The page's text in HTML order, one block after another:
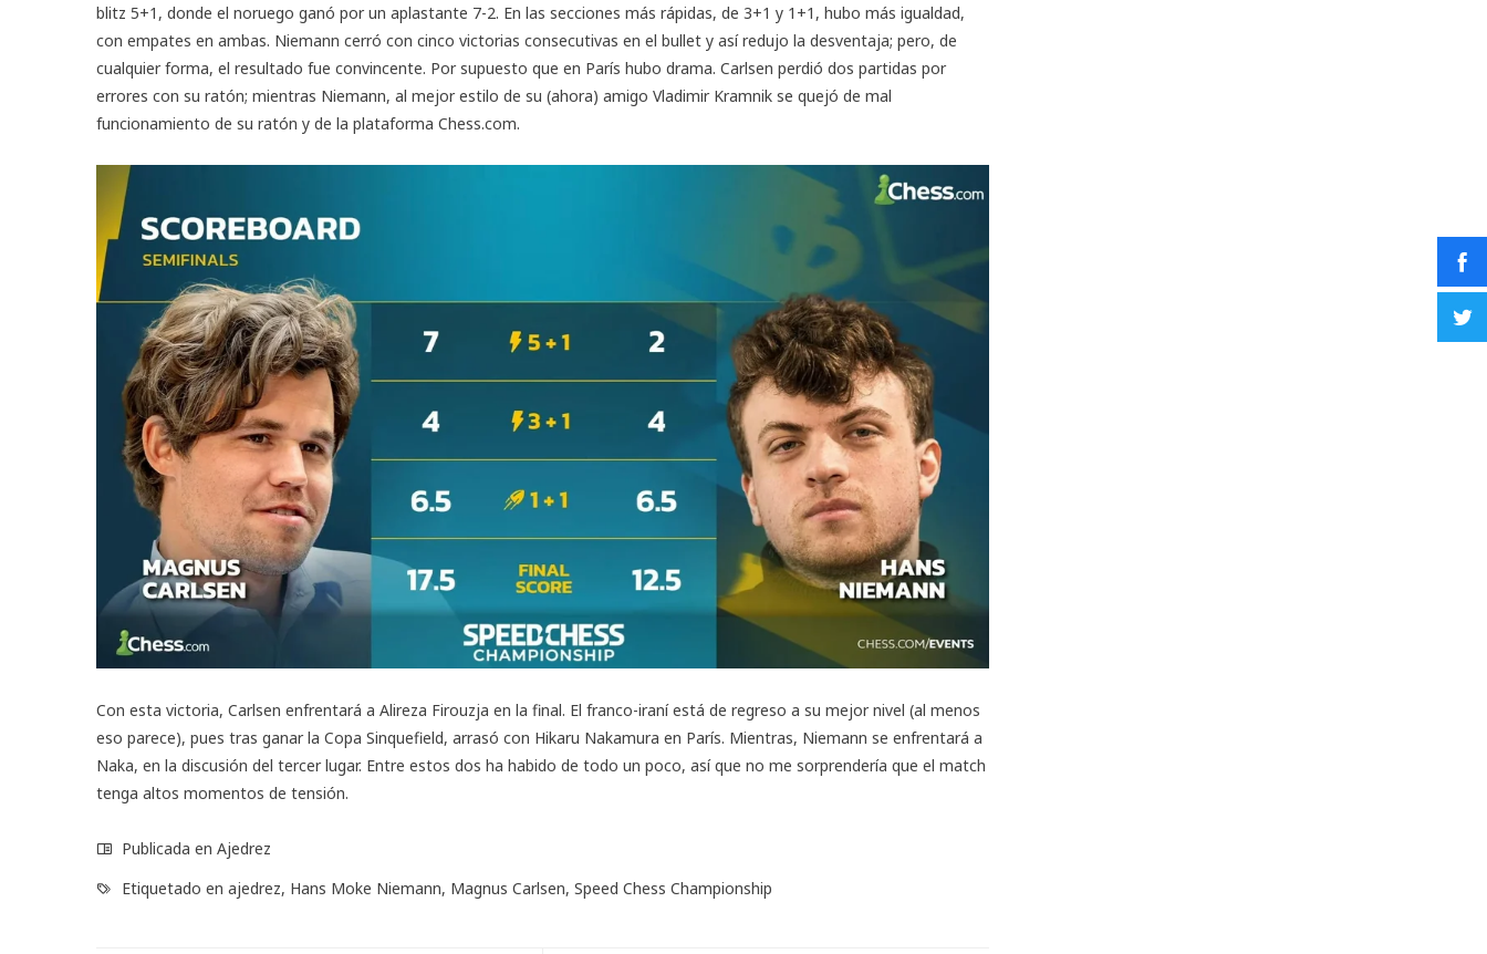
blitz 5+1, donde el noruego ganó por un aplastante 7-2. En las secciones más rápidas, de 3+1 y 1+1, hubo más igualdad,
con empates en ambas. Niemann cerró con cinco victorias consecutivas en el bullet y así redujo la desventaja; pero, de
cualquier forma, el resultado fue convincente. Por supuesto que en París hubo drama. Carlsen perdió dos partidas por
errores con su ratón; mientras Niemann, al mejor estilo de su (ahora) amigo Vladimir Kramnik se quejó de mal
funcionamiento de su ratón y de la plataforma Chess.com.
Con esta victoria, Carlsen enfrentará a Alireza Firouzja en la final. El franco-iraní está de regreso a su mejor nivel (al menos
eso parece), pues tras ganar la Copa Sinquefield, arrasó con Hikaru Nakamura en París. Mientras, Niemann se enfrentará a
Naka, en la discusión del tercer lugar. Entre estos dos ha habido de todo un poco, así que no me sorprendería que el match
tenga altos momentos de tensión.
Publicada en Ajedrez
Etiquetado en ajedrez, Hans Moke Niemann, Magnus Carlsen, Speed Chess Championship